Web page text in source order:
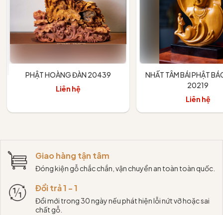
PHẬT HOÀNG ĐÀN 20439
Liên hệ
NHẤT TÂM BÁI PHẬT
20219
Liên hệ
Giao hàng tận tâm
Đóng kiện gỗ chắc chắn, vận chuyển an toàn toàn quốc.
Đổi trả 1 - 1
Đổi mới trong 30 ngày nếu phát hiện lỗi nứt vỡ hoặc sai
chất gỗ.